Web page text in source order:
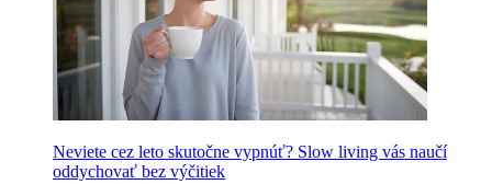
Neviete cez leto skutočne vypnúť? Slow living vás naučí
oddychovať bez výčitiek